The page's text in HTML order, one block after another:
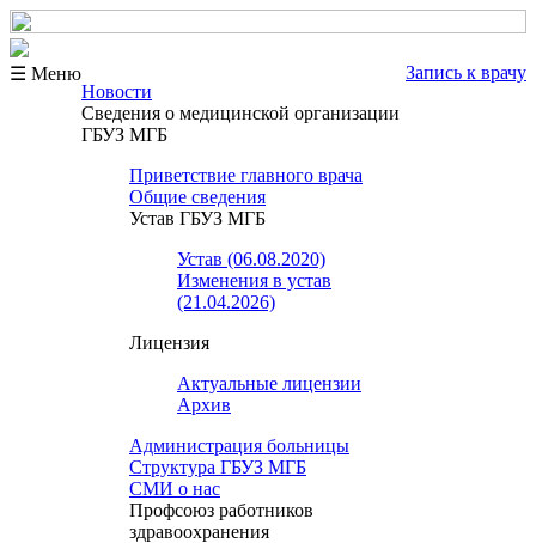
☰ Меню
Запись к врачу
Новости
Сведения о медицинской организации
ГБУЗ МГБ
Приветствие главного врача
Общие сведения
Устав ГБУЗ МГБ
Устав (06.08.2020)
Изменения в устав
(21.04.2026)
Лицензия
Актуальные лицензии
Архив
Администрация больницы
Структура ГБУЗ МГБ
СМИ о нас
Профсоюз работников
здравоохранения